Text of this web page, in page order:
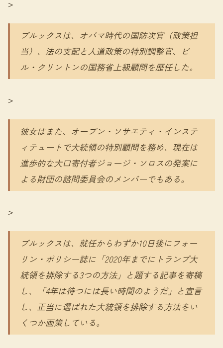
>
ブルックスは、オバマ時代の国防次官（政策担
当）、法の支配と人道政策の特別調整官、ビ
ル・クリントンの国務省上級顧問を歴任した。
>
彼女はまた、オープン・ソサエティ・インステ
ィテュートで大統領の特別顧問を務め、現在は
進歩的な大口寄付者ジョージ・ソロスの発案に
よる財団の諮問委員会のメンバーでもある。
>
ブルックスは、就任からわずか10日後にフォー
リン・ポリシー誌に「2020年までにトランプ大
統領を排除する3つの方法」と題する記事を寄稿
し、「4年は待つには長い時間のようだ」と宣言
し、正当に選ばれた大統領を排除する方法をい
くつか画策している。